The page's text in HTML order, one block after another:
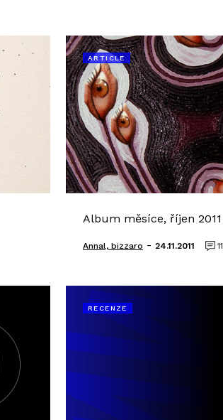
ARTICLE
Album měsíce, říjen 2011
Annal, bizzaro - 24.11.2011 11
RECENZE